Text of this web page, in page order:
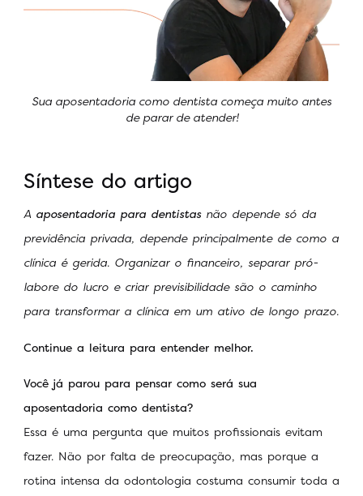
Sua aposentadoria como dentista começa muito antes
de parar de atender!
Síntese do artigo
A aposentadoria para dentistasnão depende só da
previdência privada, depende principalmente de como a
clínica é gerida. Organizar o financeiro, separar pró-
labore do lucro e criar previsibilidade são o caminho
para transformar a clínica em um ativo de longo prazo.
Continue a leitura para entender melhor.
Você já parou para pensar como será sua
aposentadoria como dentista?
Essa é uma pergunta que muitos profissionais evitam
fazer. Não por falta de preocupação, mas porque a
rotina intensa da odontologia costuma consumir toda a